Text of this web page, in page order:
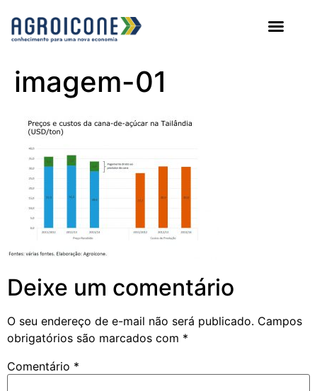
imagem-01
Deixe um comentário
O seu endereço de e-mail não será publicado. Campos
obrigatórios são marcados com *
Comentário *